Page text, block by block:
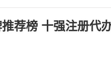
荐榜 十强注册代